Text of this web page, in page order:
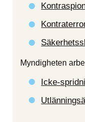
Myndigheten
Icke-